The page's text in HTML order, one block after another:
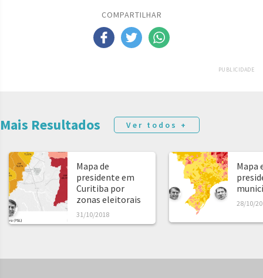
COMPARTILHAR
PUBLICIDADE
Mais Resultados Ver todos +
Mapa de
presidente em
Curitiba por
zonas eleitorais
31/10/2018
Mapa
28/10/